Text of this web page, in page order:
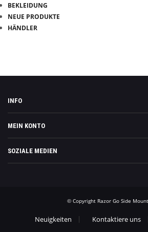
BEKLEIDUNG
NEUE PRODUKTE
HÄNDLER
INFO
MEIN KONTO
SOZIALE MEDIEN
© Copyright Razor Go Side
Neuigkeiten Kontaktiere uns